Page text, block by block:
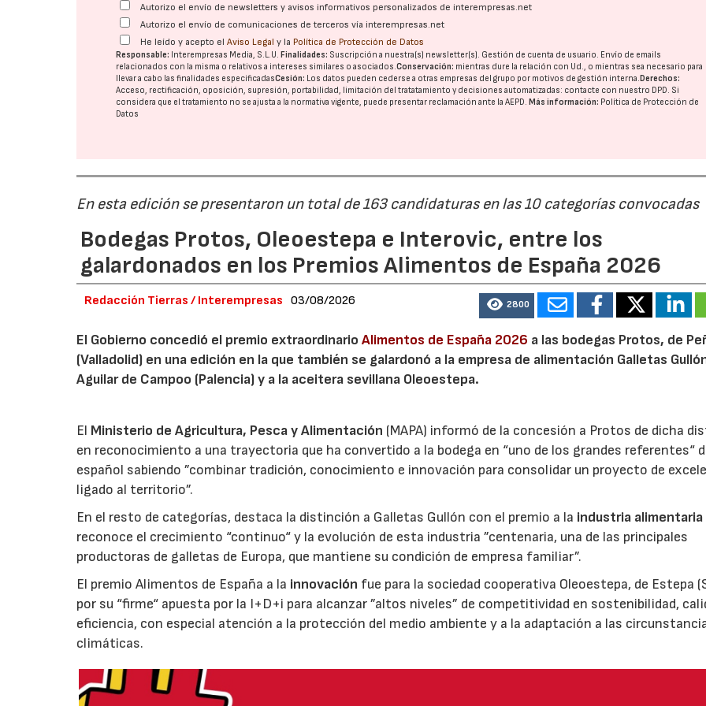
Autorizo el envío de newsletters y avisos informativos personalizados de interempresas.net
Autorizo el envío de comunicaciones de terceros vía interempresas.net
He leído y acepto elAviso Legal y la Política de Protección de Datos
Responsable: Interempresas Media, S.L.U.Finalidades: Suscripción a nuestra(s) newsletter(s). Gestión de cuenta de usuario. Envío de emails
relacionados con la misma o relativos a intereses similares o asociados.Conservación: mientras dure la relación con Ud., o mientras sea necesario para
llevar a cabo las finalidades especificadasCesión: Los datos pueden cederse a otras empresas del grupo por motivos de gestión interna.Derechos:
Acceso, rectificación, oposición, supresión, portabilidad, limitación del tratatamiento y decisiones automatizadas: contacte con nuestro DPD. Si
considera que el tratamiento no se ajusta a la normativa vigente, puede presentar reclamación ante laAEPD.Más información: Política de Protección de
Datos
En esta edición se presentaron un total de 163 candidaturas en las 10 categorías convocadas
Bodegas Protos, Oleoestepa e Interovic, entre los
galardonados en los Premios Alimentos de España 2026
Redacción Tierras / Interempresas 03/08/2026 2800
El Gobierno concedió el premio extraordinarioAlimentos de España 2026 a las bodegas Protos, de
(Valladolid) en una edición en la que también se galardonó a la empresa de alimentación Galletas
Aguilar de Campoo (Palencia) y a la aceitera sevillana Oleoestepa.
El Ministerio de Agricultura, Pesca y Alimentación (MAPA) informó de la concesión a Protos de dicha
en reconocimiento a una trayectoria que ha convertido a la bodega en “uno de los grandes referentes“
español sabiendo ”combinar tradición, conocimiento e innovación para consolidar un proyecto de
ligado al territorio”.
En el resto de categorías, destaca la distinción a Galletas Gullón con el premio a la industria alimentaria
reconoce el crecimiento “continuo“ y la evolución de esta industria ”centenaria, una de las principales
productoras de galletas de Europa, que mantiene su condición de empresa familiar”.
El premio Alimentos de España a la innovación fue para la sociedad cooperativa Oleoestepa, de Estepa
por su “firme“ apuesta por la I+D+i para alcanzar ”altos niveles” de competitividad en sostenibilidad,
eficiencia, con especial atención a la protección del medio ambiente y a la adaptación a las
climáticas.